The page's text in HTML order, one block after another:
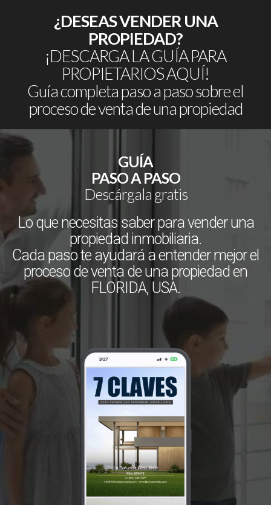
¿DESEAS VENDER UNA
PROPIEDAD?
¡DESCARGA LA GUÍA PARA
PROPIETARIOS AQUÍ!
Guía completa paso a paso sobre el
proceso de venta de una propiedad
GUÍA
PASO A PASO
Descárgala gratis
Lo que necesitas saber para vender una
propiedad inmobiliaria.
Cada paso te ayudará a entender mejor el
proceso de venta de una propiedad en
FLORIDA, USA.